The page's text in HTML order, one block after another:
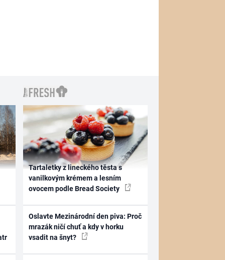
Tartaletky z lineckého těsta s
vanilkovým krémem a lesním
ovocem podle Bread Society
Oslavte Mezinárodní den piva: Proč
mrazák ničí chuť a kdy v horku
vsadit na šnyt?